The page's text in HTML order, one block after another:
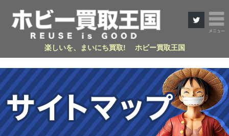
楽しいを、まいにち買取! ホビー買取王国